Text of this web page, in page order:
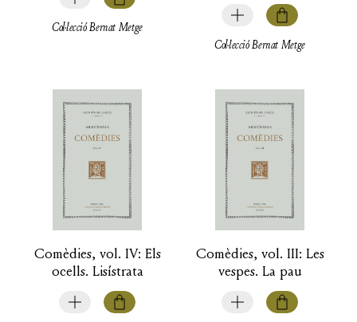
Col·lecció Bernat Metge
Col·lecció Bernat Metge
Comèdies, vol. IV: Els
ocells. Lisístrata
Comèdies, vol. III: Les
vespes. La pau